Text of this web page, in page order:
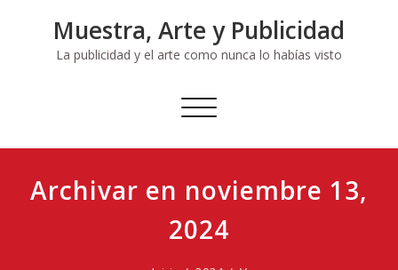
Muestra, Arte y Publicidad
La publicidad y el arte como nunca lo habías visto
Cambiar
Archivar en noviembre 13,
2024